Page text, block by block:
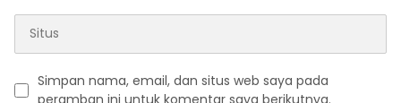
Simpan nama, email, dan situs web saya pada
peramban ini untuk komentar saya berikutnya.